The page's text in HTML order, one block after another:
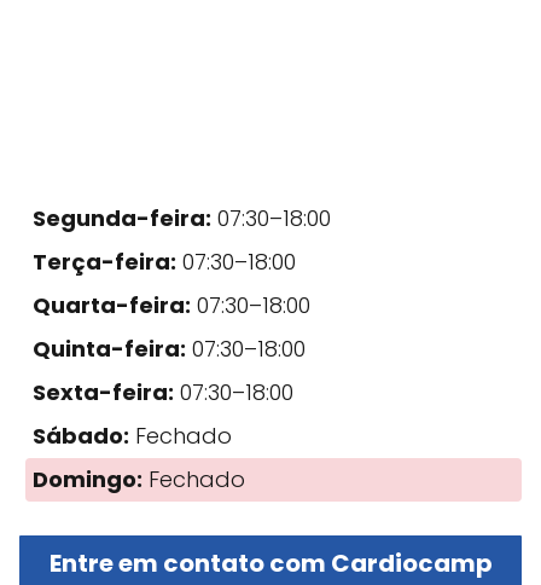
Segunda-feira: 07:30–18:00
Terça-feira: 07:30–18:00
Quarta-feira: 07:30–18:00
Quinta-feira: 07:30–18:00
Sexta-feira: 07:30–18:00
Sábado: Fechado
Domingo: Fechado
Entre em contato com Cardiocamp